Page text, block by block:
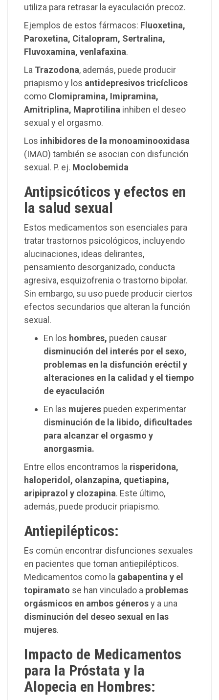
utiliza para retrasar la eyaculación precoz.
Ejemplos de estos fármacos: Fluoxetina,
Paroxetina, Citalopram, Sertralina,
Fluvoxamina, venlafaxina.
La Trazodona, además, puede producir
priapismo y los antidepresivos tricíclicos
como Clomipramina, Imipramina,
Amitriplina, Maprotilina inhiben el deseo
sexual y el orgasmo.
Los inhibidores de la monoaminooxidasa
(IMAO) también se asocian con disfunción
sexual. P. ej. Moclobemida
Antipsicóticos y efectos en
la salud sexual
Estos medicamentos son esenciales para
tratar trastornos psicológicos, incluyendo
alucinaciones, ideas delirantes,
pensamiento desorganizado, conducta
agresiva, esquizofrenia o trastorno bipolar.
Sin embargo, su uso puede producir ciertos
efectos secundarios que alteran la función
sexual.
En los hombres, pueden causar
disminución del interés por el sexo,
problemas en la disfunción eréctil y
alteraciones en la calidad y el tiempo
de eyaculación
En las mujeres pueden experimentar
disminución de la libido, dificultades
para alcanzar el orgasmo y
anorgasmia.
Entre ellos encontramos la risperidona,
haloperidol, olanzapina, quetiapina,
aripiprazol y clozapina. Este último,
además, puede producir priapismo.
Antiepilépticos:
Es común encontrar disfunciones sexuales
en pacientes que toman antiepilépticos.
Medicamentos como la gabapentina y el
topiramato se han vinculado a problemas
orgásmicos en ambos génerosy a una
disminución del deseo sexual en las
mujeres.
Impacto de Medicamentos
para la Próstata y la
Alopecia en Hombres: